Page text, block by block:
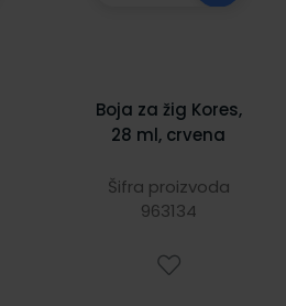
Boja za žig Kores,
28 ml, crvena
Šifra proizvoda
963134